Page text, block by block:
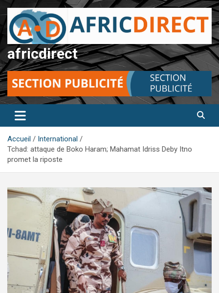
Aller
au
contenu
africdirect
Accueil
International
Tchad: attaque de Boko Haram; Mahamat Idriss Deby Itno
promet la riposte